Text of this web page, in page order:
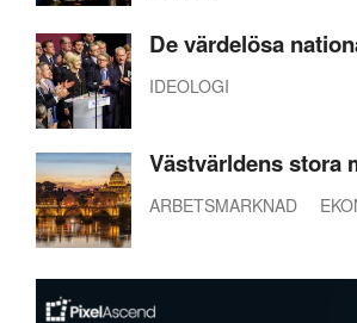
De värdelösa
IDEOLOGI
Västvärldens stora
ARBETSMARKNAD